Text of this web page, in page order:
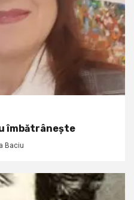
îmbătrânește
Baciu